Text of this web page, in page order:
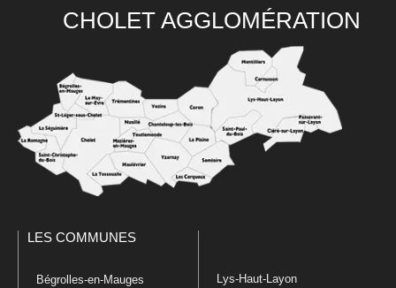
CHOLET AGGLOMÉRATION
LES COMMUNES
Bégrolles-en-Mauges Lys-Haut-Layon